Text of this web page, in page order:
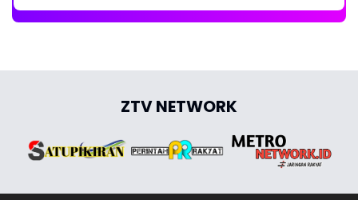
ZTV NETWORK